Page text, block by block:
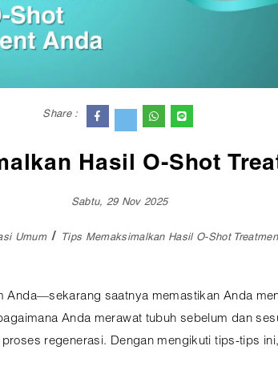
Share :
Hasil O-Shot
Sabtu, 29 Nov 2025
Umum Tips Memaksimalkan Hasil O-Shot
Anda—sekarang saatnya memastikan Anda
Anda merawat tubuh sebelum dan
regenerasi. Dengan mengikuti tips-tips